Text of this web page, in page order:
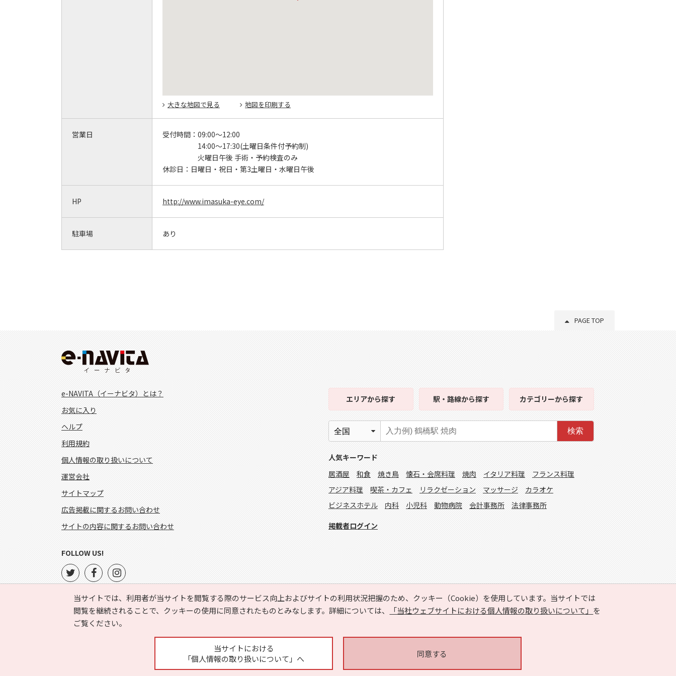
大きな地図で見る 地図を印刷する
営業日 受付時間： 09:00～12:00
14:00～17:30(土曜日条件付予約制)
火曜日午後 手術・予約検査のみ
休診日： 日曜日・祝日・第3土曜日・水曜日午後
HP http://www.imasuka-eye.com/
駐車場 あり
PAGE TOP
当サイトでは、利用者が当サイトを閲覧する際のサービス向上およびサイトの利用状況把握のため、クッキー（Cookie）を使用しています。当サイトでは
閲覧を継続されることで、クッキーの使用に同意されたものとみなします。詳細については、
「当社ウェブサイトにおける個人情報の取り扱いについて」 を
ご覧ください。
当サイトにおける
「個人情報の取り扱いについて」へ
同意する
e-NAVITA（イーナビタ）とは？
お気に入り
ヘルプ
利用規約
個人情報の取り扱いについて
運営会社
サイトマップ
広告掲載に関するお問い合わせ
サイトの内容に関するお問い合わせ
エリアから探す 駅・路線から探す カテゴリーから探す
検索
人気キーワード
居酒屋
和食 焼き鳥 懐石・会席料理 焼肉 イタリア料理
フランス料理
アジア料理
喫茶・カフェ リラクゼーション マッサージ
カラオケ
ビジネスホテル
内科 小児科 動物病院 会計事務所 法律事務所
掲載者ログイン
FOLLOW US!
Copyright © HYOJITO.Co.,Ltd. All Rights Reserved.